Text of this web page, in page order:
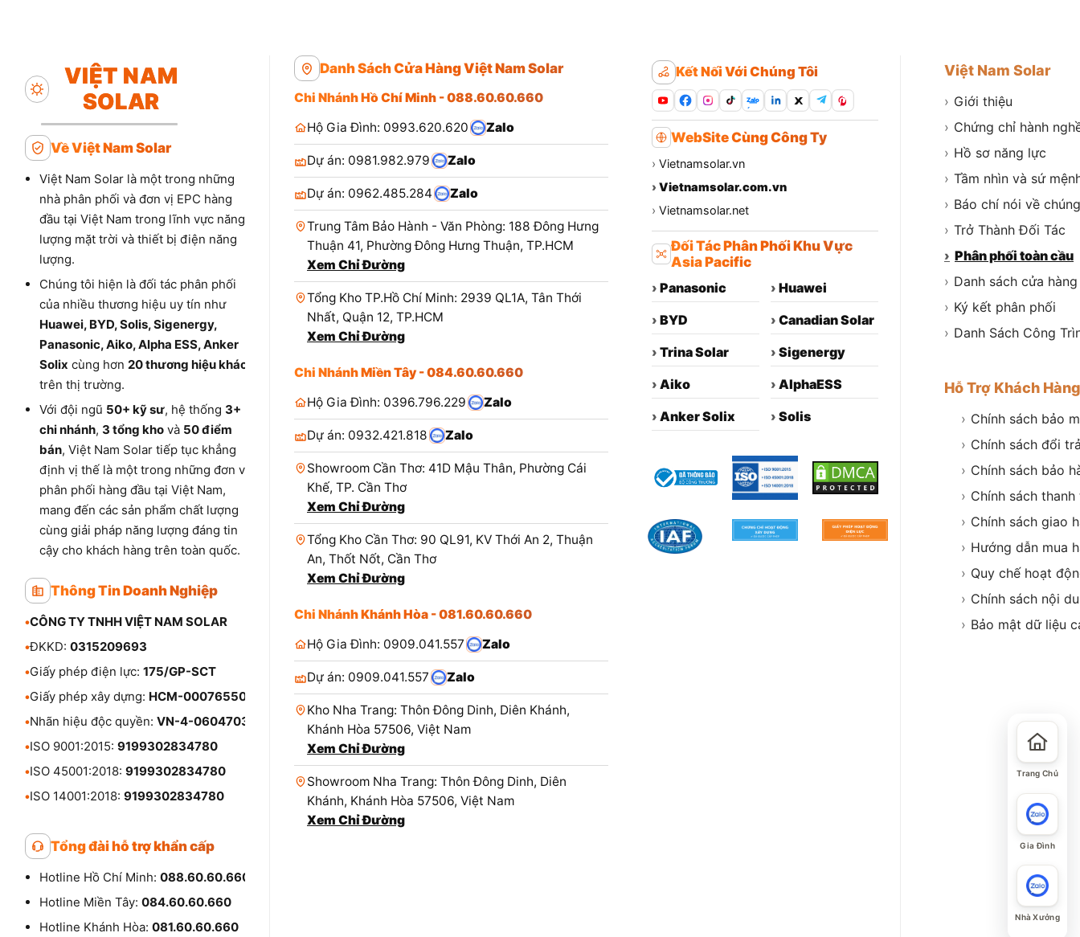
VIỆT NAM
SOLAR
Về Việt Nam Solar
Việt Nam Solar là một trong những
nhà phân phối và đơn vị EPC hàng
đầu tại Việt Nam trong lĩnh vực năng
lượng mặt trời và thiết bị điện năng
lượng.
Chúng tôi hiện là đối tác phân phối
của nhiều thương hiệu uy tín như
Huawei, BYD, Solis, Sigenergy,
Panasonic, Aiko, Alpha ESS, Anker
Solix cùng hơn 20 thương hiệu khác
trên thị trường.
Với đội ngũ 50+ kỹ sư, hệ thống 3+
chi nhánh, 3 tổng kho và 50 điểm
bán, Việt Nam Solar tiếp tục khẳng
định vị thế là một trong những đơn vị
phân phối hàng đầu tại Việt Nam,
mang đến các sản phẩm chất lượng
cùng giải pháp năng lượng đáng tin
cậy cho khách hàng trên toàn quốc.
Thông Tin Doanh Nghiệp
•CÔNG TY TNHH VIỆT NAM SOLAR
•ĐKKD: 0315209693
•Giấy phép điện lực: 175/GP-SCT
•Giấy phép xây dựng: HCM-00076550
•Nhãn hiệu độc quyền: VN-4-0604703
•ISO 9001:2015: 9199302834780
•ISO 45001:2018: 9199302834780
•ISO 14001:2018: 9199302834780
Tổng đài hỗ trợ khẩn cấp
Hotline Hồ Chí Minh: 088.60.60.660
Hotline Miền Tây: 084.60.60.660
Hotline Khánh Hòa: 081.60.60.660
Danh Sách Cửa Hàng Việt Nam Solar
Chi Nhánh Hồ Chí Minh - 088.60.60.660
Hộ Gia Đình: 0993.620.620
Zalo
Dự án: 0981.982.979 Zalo
Dự án: 0962.485.284 Zalo
Trung Tâm Bảo Hành - Văn Phòng: 188 Đông Hưng
Thuận 41, Phường Đông Hưng Thuận, TP.HCM
Xem Chỉ Đường
Tổng Kho TP.Hồ Chí Minh: 2939 QL1A, Tân Thới
Nhất, Quận 12, TP.HCM
Xem Chỉ Đường
Chi Nhánh Miền Tây - 084.60.60.660
Hộ Gia Đình: 0396.796.229
Zalo
Dự án: 0932.421.818 Zalo
Showroom Cần Thơ: 41D Mậu Thân, Phường Cái
Khế, TP. Cần Thơ
Xem Chỉ Đường
Tổng Kho Cần Thơ: 90 QL91, KV Thới An 2, Thuận
An, Thốt Nốt, Cần Thơ
Xem Chỉ Đường
Chi Nhánh Khánh Hòa - 081.60.60.660
Hộ Gia Đình: 0909.041.557
Zalo
Dự án: 0909.041.557 Zalo
Kho Nha Trang: Thôn Đông Dinh, Diên Khánh,
Khánh Hòa 57506, Việt Nam
Xem Chỉ Đường
Showroom Nha Trang: Thôn Đông Dinh, Diên
Khánh, Khánh Hòa 57506, Việt Nam
Xem Chỉ Đường
Kết Nối Với Chúng Tôi
Zalo
WebSite Cùng Công Ty
› Vietnamsolar.vn
› Vietnamsolar.com.vn
› Vietnamsolar.net
Đối Tác Phân Phối Khu Vực
Asia Pacific
› Panasonic › Huawei
› BYD › Canadian Solar
› Trina Solar › Sigenergy
› Aiko › AlphaESS
› Anker Solix › Solis
Việt Nam Solar
› Giới thiệu
› Chứng chỉ hành
› Hồ sơ năng lực
› Tầm nhìn và sứ
› Báo chí nói về
› Trở Thành Đối Tác
› Phân phối toàn cầu
› Danh sách cửa hàng
› Ký kết phân phối
› Danh Sách Công
Hỗ Trợ Khách Hàng
› Chính sách bảo
› Chính sách đổi
› Chính sách bảo
› Chính sách thanh
› Chính sách giao
› Hướng dẫn mua
› Quy chế hoạt
› Chính sách nội
› Bảo mật dữ liệu
Trang Chủ
Gia Đình
Nhà Xưởng